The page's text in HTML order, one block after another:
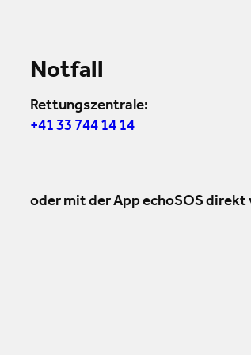
Notfall
Rettungszentrale:
+41 33 744 14 14
oder mit der App echoSOS direkt